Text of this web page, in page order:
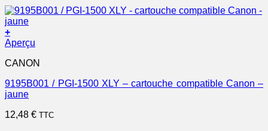
+
Aperçu
CANON
9195B001 / PGI-1500 XLY – cartouche compatible Canon –
jaune
12,48 € TTC